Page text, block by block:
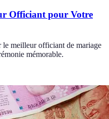
Officiant pour Votre
meilleur officiant de mariage
mémorable.